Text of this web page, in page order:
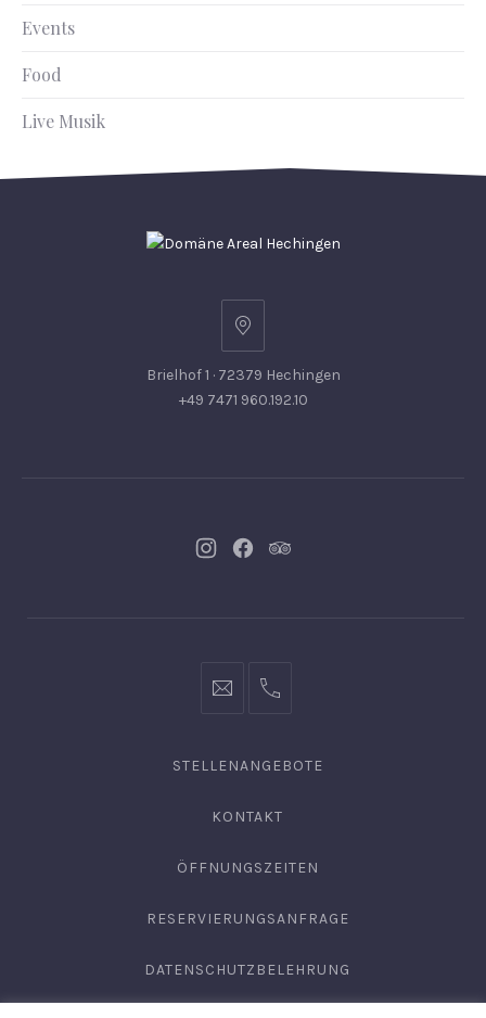
Events
Food
Live Musik
Brielhof 1 · 72379 Hechingen
+49 7471 960.192.10
NeuesNeuesNeues
info@hofgut-0049747196019210
STELLENANGEBOTE
KONTAKT
ÖFFNUNGSZEITEN
RESERVIERUNGSANFRAGE
DATENSCHUTZBELEHRUNG